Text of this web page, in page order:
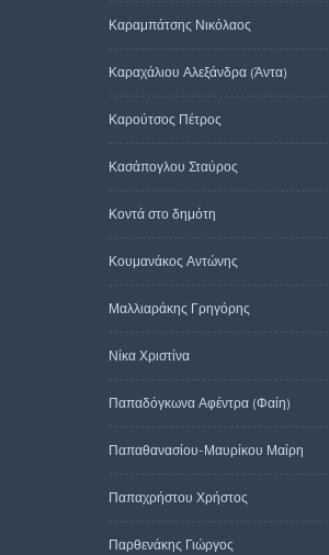
Καραμπάτσης Νικόλαος
Καραχάλιου Αλεξάνδρα (Άντα)
Καρούτσος Πέτρος
Κασάπογλου Σταύρος
Κοντά στο δημότη
Κουμανάκος Αντώνης
Μαλλιαράκης Γρηγόρης
Νίκα Χριστίνα
Παπαδόγκωνα Αφέντρα (Φαίη)
Παπαθανασίου-Μαυρίκου Μαίρη
Παπαχρήστου Χρήστος
Παρθενάκης Γιώργος